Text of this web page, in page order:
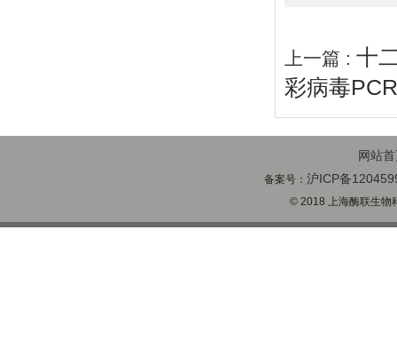
上一篇 : 十
彩病毒
网站
备案号：沪ICP备
© 2018 上海酶联生物